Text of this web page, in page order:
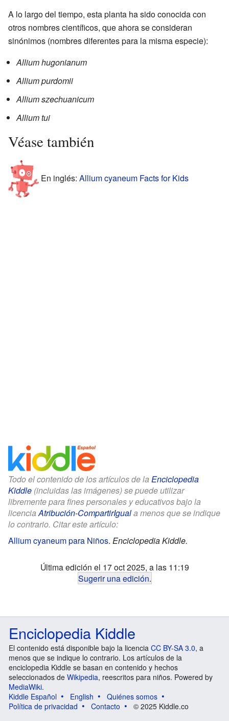
A lo largo del tiempo, esta planta ha sido conocida con
otros nombres científicos, que ahora se consideran
sinónimos (nombres diferentes para la misma especie):
Allium hugonianum
Allium purdomii
Allium szechuanicum
Allium tui
Véase también
En inglés: Allium cyaneum Facts for Kids
Todo el contenido de los artículos de la Enciclopedia
Kiddle (incluidas las imágenes) se puede utilizar
libremente para fines personales y educativos bajo la
licenciaAtribución-CompartirIguala menos que se indique
lo contrario. Citar este artículo:
Allium cyaneum para Niños. Enciclopedia Kiddle.
Última edición el 17 oct 2025, a las 11:19
Sugerir una edición.
Enciclopedia Kiddle
El contenido está disponible bajo la licencia CC BY-SA 3.0, a
menos que se indique lo contrario. Los artículos de la
enciclopedia Kiddle se basan en contenido y hechos
seleccionados de Wikipedia, reescritos para niños. Powered by
MediaWiki.
Kiddle Español
English
Quiénes somos
Política de privacidad
Contacto © 2025 Kiddle.co